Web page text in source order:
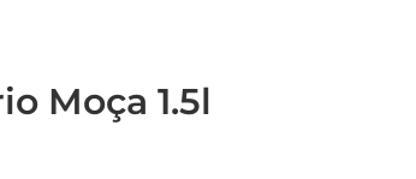
Moça 1.5l